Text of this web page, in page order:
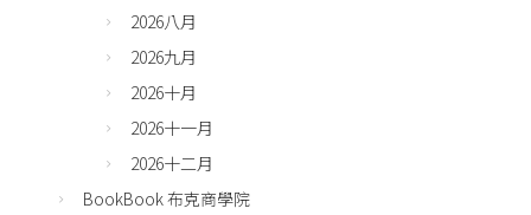
2026八月
2026九月
2026十月
2026十一月
2026十二月
BookBook 布克商學院